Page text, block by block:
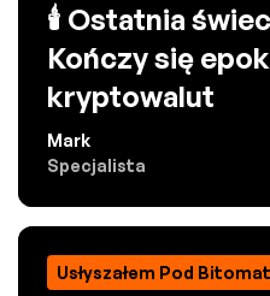
🕯️ Ostatnia
Kończy się
kryptowalut
Mark
Specjalista
Usłyszałem Pod